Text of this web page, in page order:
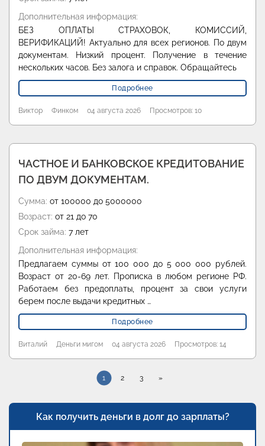
Дополнительная информация:
БЕЗ ОПЛАТЫ СТРАХОВОК, КОМИССИЙ,
ВЕРИФИКАЦИЙ! Актуально для всех регионов. По двум
документам. Низкий процент. Получение в течение
нескольких часов. Без залога и справок. Обращайтесь
Подробнее
Виктор Финком 04 августа 2026 Просмотров: 10
ЧАСТНОЕ И БАНКОВСКОЕ КРЕДИТОВАНИЕ
ПО ДВУМ ДОКУМЕНТАМ.
Сумма: от 100000 до 5000000
Возраст: от 21 до 70
Срок займа: 7 лет
Дополнительная информация:
Предлагаем суммы от 100 000 до 5 000 000 рублей.
Возраст от 20-69 лет. Прописка в любом регионе РФ.
Работаем без предоплаты, процент за свои услуги
берем после выдачи кредитных …
Подробнее
Виталий Деньги мигом 04 августа 2026 Просмотров: 14
1 2 3 »
Как получить деньги в долг до зарплаты?